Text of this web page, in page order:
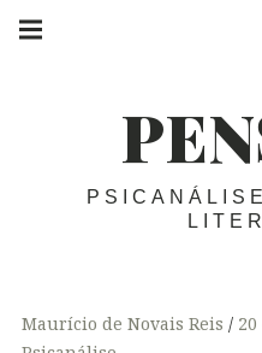
Skip
navigation
Maurício de Novais Reis